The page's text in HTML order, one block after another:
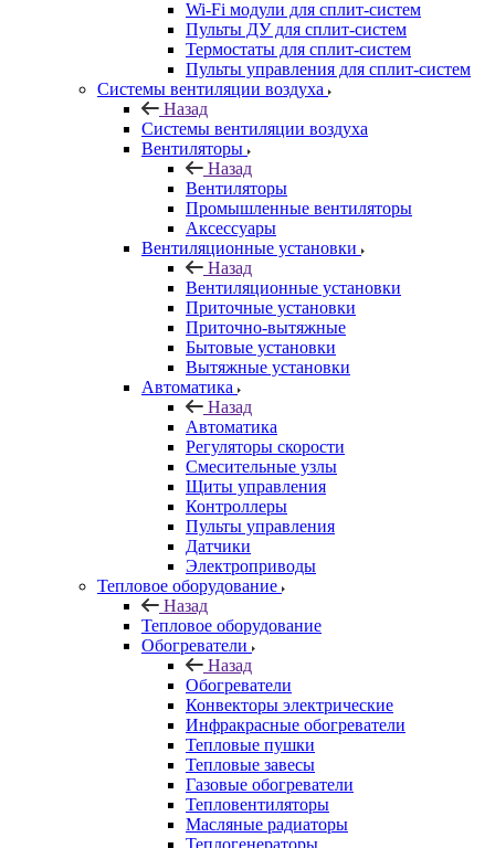
Wi-Fi модули для сплит-систем
Пульты ДУ для сплит-систем
Термостаты для сплит-систем
Пульты управления для сплит-систем
Системы вентиляции воздуха
Назад
Системы вентиляции воздуха
Вентиляторы
Назад
Вентиляторы
Промышленные вентиляторы
Аксессуары
Вентиляционные установки
Назад
Вентиляционные установки
Приточные установки
Приточно-вытяжные
Бытовые установки
Вытяжные установки
Автоматика
Назад
Автоматика
Регуляторы скорости
Смесительные узлы
Щиты управления
Контроллеры
Пульты управления
Датчики
Электроприводы
Тепловое оборудование
Назад
Тепловое оборудование
Обогреватели
Назад
Обогреватели
Конвекторы электрические
Инфракрасные обогреватели
Тепловые пушки
Тепловые завесы
Газовые обогреватели
Тепловентиляторы
Масляные радиаторы
Теплогенераторы